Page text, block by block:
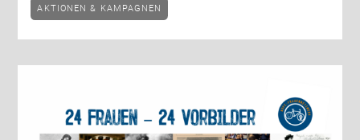
AKTIONEN & KAMPAGNEN